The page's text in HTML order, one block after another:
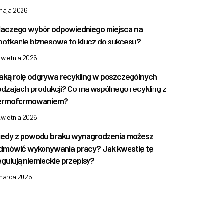
2026
wybór odpowiedniego miejsca na
biznesowe to klucz do sukcesu?
2026
rolę odgrywa recykling w poszczególnych
produkcji? Co ma wspólnego recykling z
2026
z powodu braku wynagrodzenia możesz
wykonywania pracy? Jak kwestię tę
niemieckie przepisy?
2026